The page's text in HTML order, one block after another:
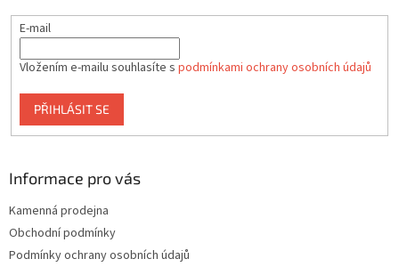
E-mail
Vložením e-mailu souhlasíte s podmínkami ochrany osobních údajů
PŘIHLÁSIT SE
Informace pro vás
Kamenná prodejna
Obchodní podmínky
Podmínky ochrany osobních údajů